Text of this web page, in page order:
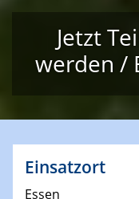
Jetzt
werden /
Einsatzort
Essen